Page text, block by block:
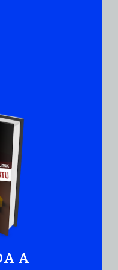
o locate é
Ele pode ser
de arquivos
scripts de
de log dispersos
para
A